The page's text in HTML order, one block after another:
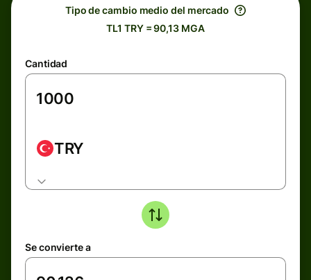
Tipo de cambio medio del mercado
TL1 TRY = 90,13 MGA
Cantidad
TRY
Se convierte a